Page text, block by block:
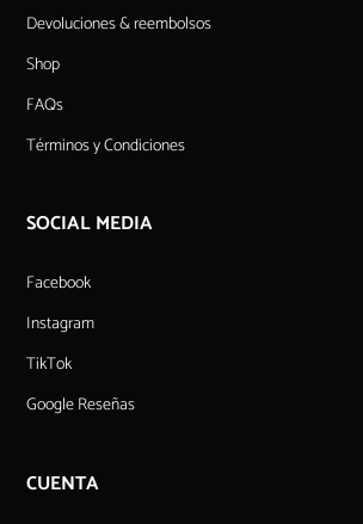
Devoluciones & reembolsos
Shop
FAQs
Términos y Condiciones
SOCIAL MEDIA
Facebook
Instagram
TikTok
Google Reseñas
CUENTA